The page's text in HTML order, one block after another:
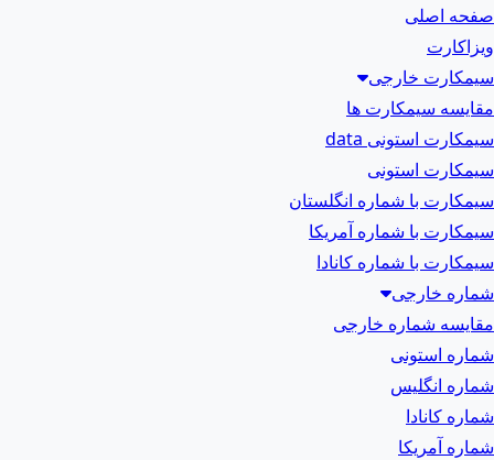
صفحه اصلی
ویزاکارت
سیمکارت خارجی
مقایسه سیمکارت ها
سیمکارت استونی data
سیمکارت استونی
سیمکارت با شماره انگلستان
سیمکارت با شماره آمریکا
سیمکارت با شماره کانادا
شماره خارجی
مقایسه شماره خارجی
شماره استونی
شماره انگلیس
شماره کانادا
شماره آمریکا